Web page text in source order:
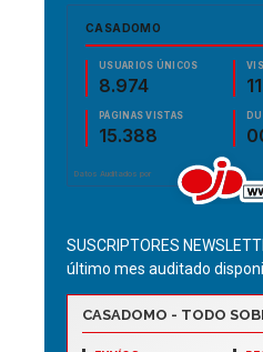
SUSCRIPTORES
último mes auditado